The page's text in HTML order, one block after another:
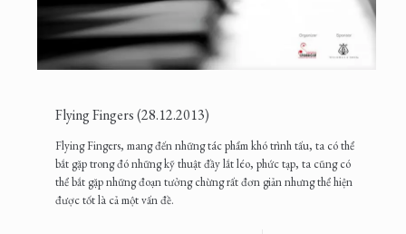
Flying Fingers (28.12.2013)
Flying Fingers, mang đến những tác phẩm khó trình tấu, ta có thể
bắt gặp trong đó những kỹ thuật đầy lắt léo, phức tạp, ta cũng có
thể bắt gặp những đoạn tưởng chừng rất đơn giản nhưng thể hiện
được tốt là cả một vấn đề.